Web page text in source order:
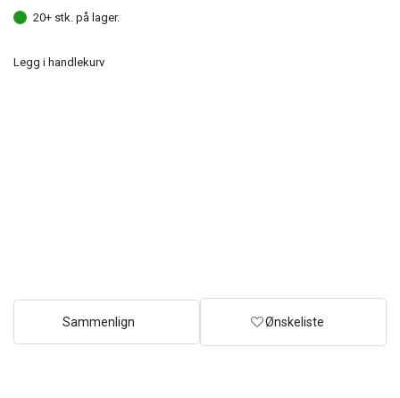
20+ stk. på lager.
Legg i handlekurv
Sammenlign Ønskeliste